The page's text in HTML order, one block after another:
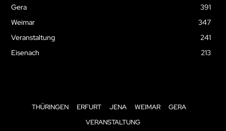
Gera
391
Weimar
347
Veranstaltung
241
Eisenach
213
THÜRINGEN ERFURT JENA WEIMAR
GERA
VERANSTALTUNG